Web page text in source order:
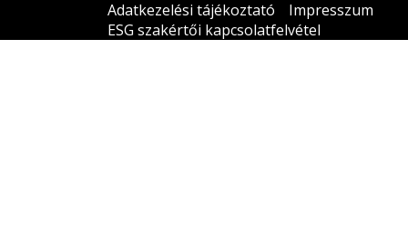
Adatkezelési tájékoztató
Impresszum
ESG szakértői kapcsolatfelvétel